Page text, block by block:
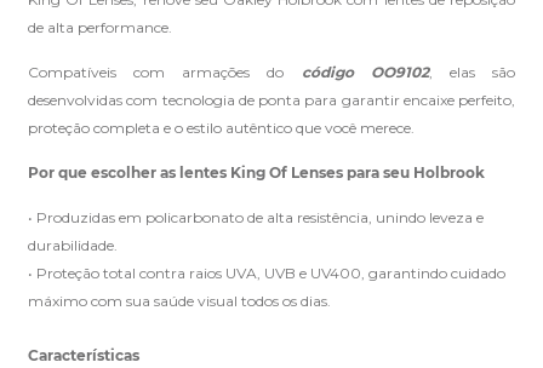
Clique aquie peça ajuda dos nossos especialistas.
de alta performance.
Compatíveis com armações do código OO9102, elas são
desenvolvidas com tecnologia de ponta para garantir encaixe perfeito,
proteção completa e o estilo autêntico que você merece.
Por que escolher as lentes King Of Lenses para seu Holbrook
• Produzidas em policarbonato de alta resistência, unindo leveza e
durabilidade.
• Proteção total contra raios UVA, UVB e UV400, garantindo cuidado
máximo com sua saúde visual todos os dias.
Características